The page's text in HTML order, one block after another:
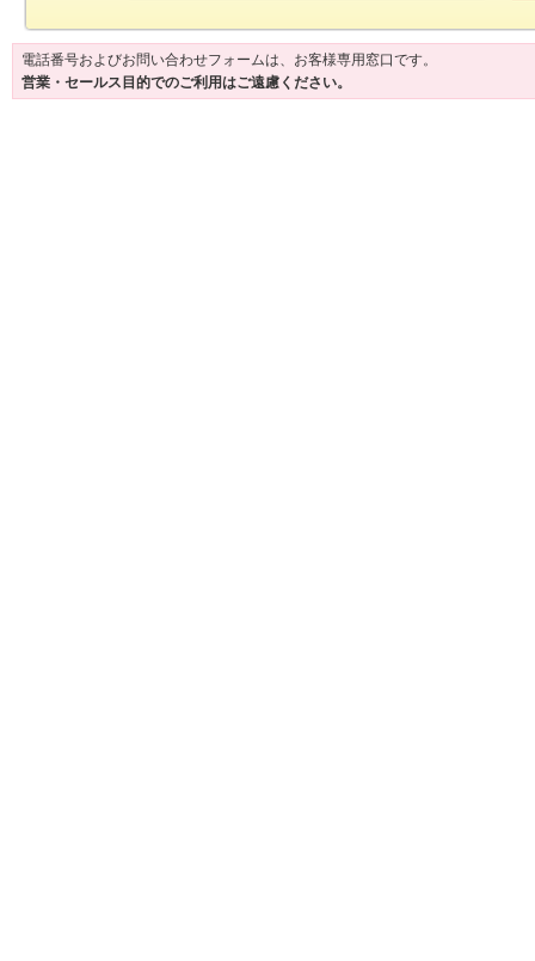
電話番号およびお問い合わせフォームは、お客様専用窓口です。
営業・セールス目的でのご利用はご遠慮ください。